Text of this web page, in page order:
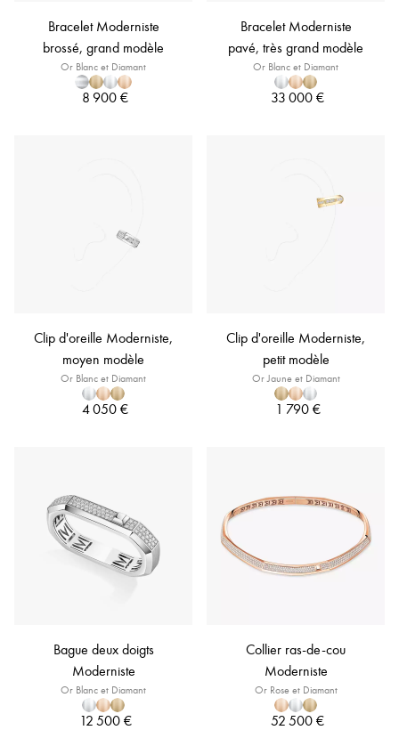
Bracelet Moderniste
brossé, grand modèle
Or Blanc et Diamant
8 900 €
Bracelet Moderniste
pavé, très grand modèle
Or Blanc et Diamant
33 000 €
Clip d'oreille Moderniste,
moyen modèle
Or Blanc et Diamant
4 050 €
Clip d'oreille Moderniste,
petit modèle
Or Jaune et Diamant
1 790 €
Bague deux doigts
Moderniste
Or Blanc et Diamant
12 500 €
Collier ras-de-cou
Moderniste
Or Rose et Diamant
52 500 €